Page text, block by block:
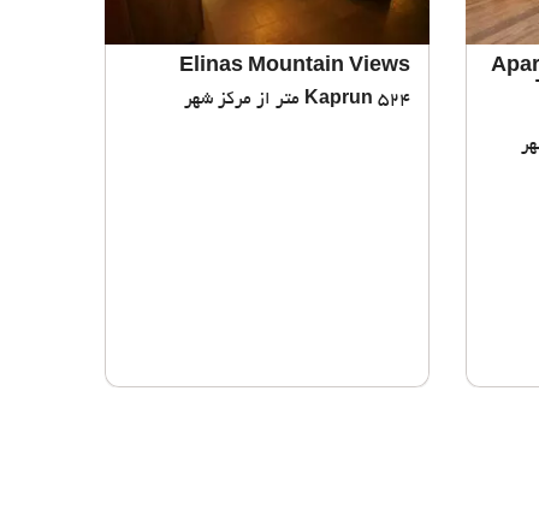
Elinas Mountain Views
Kaprun 524 متر از مرکز شهر